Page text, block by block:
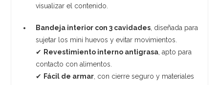
visualizar el contenido.
Bandeja interior con 3 cavidades , diseñada para
sujetar los mini huevos y evitar movimientos.
✔ Revestimiento interno antigrasa , apto para
contacto con alimentos.
✔ Fácil de armar , con cierre seguro y materiales